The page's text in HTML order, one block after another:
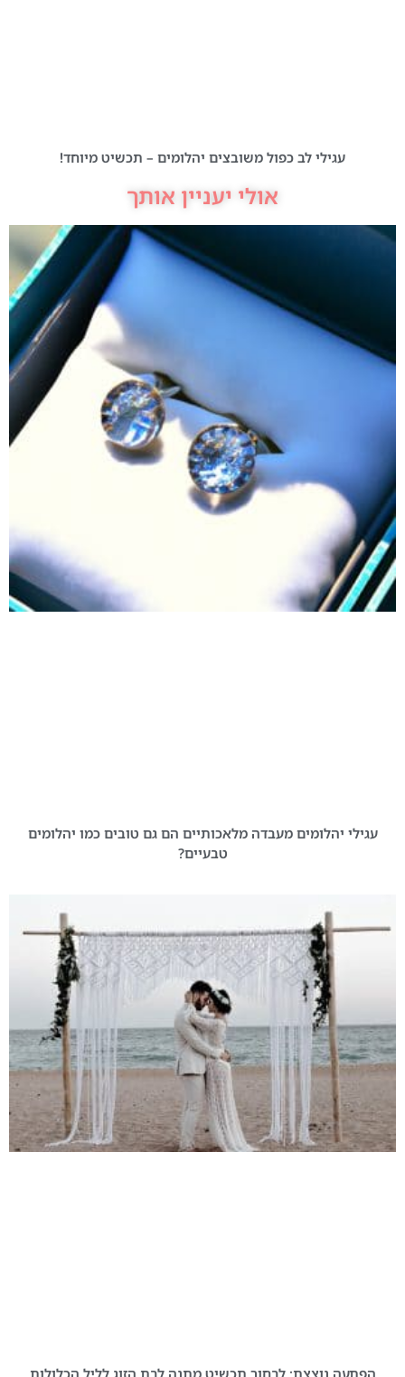
עגילי לב כפול משובצים יהלומים – תכשיט מיוחד!
אולי יעניין אותך
עגילי יהלומים מעבדה מלאכותיים הם גם טובים כמו יהלומים
טבעיים?
הפתעה נוצצת: לבחור תכשיט מתנה לבת הזוג לליל הכלולות